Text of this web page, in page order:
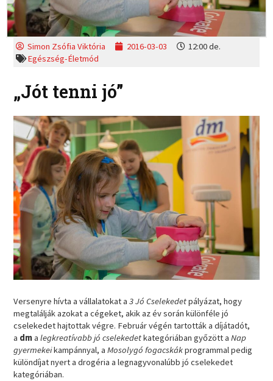
Simon Zsófia Viktória 2016-03-03
12:00 de.
Egészség-Életmód
„Jót tenni jó”
Versenyre hívta a vállalatokat a3 Jó Cselekedetpályázat, hogy
megtalálják azokat a cégeket, akik az év során különféle jó
cselekedet hajtottak végre. Február végén tartották a díjátadót,
a dmalegkreatívabb jó cselekedetkategóriában győzött aNap
gyermekeikampánnyal, aMosolygó fogacskákprogrammal pedig
különdíjat nyert a drogéria a legnagyvonalúbb jó cselekedet
kategóriában.